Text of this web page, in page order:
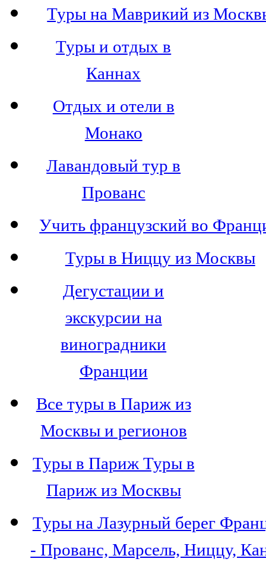
Туры на Маврикий из
Туры и отдых в
Каннах
Отдых и отели в
Монако
Лавандовый тур в
Прованс
Учить французский во
Туры в Ниццу из Москвы
Дегустации и
экскурсии на
виноградники
Франции
Все туры в Париж из
Москвы и регионов
Туры в Париж Туры в
Париж из Москвы
Туры на Лазурный берег
- Прованс, Марсель, Ниццу,